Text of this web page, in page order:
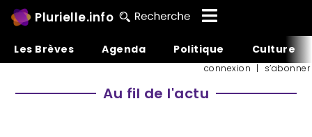
Plurielle.info
Les Brèves Agenda Politique Culture
connexion | s’abonner
Au fil de l'actu